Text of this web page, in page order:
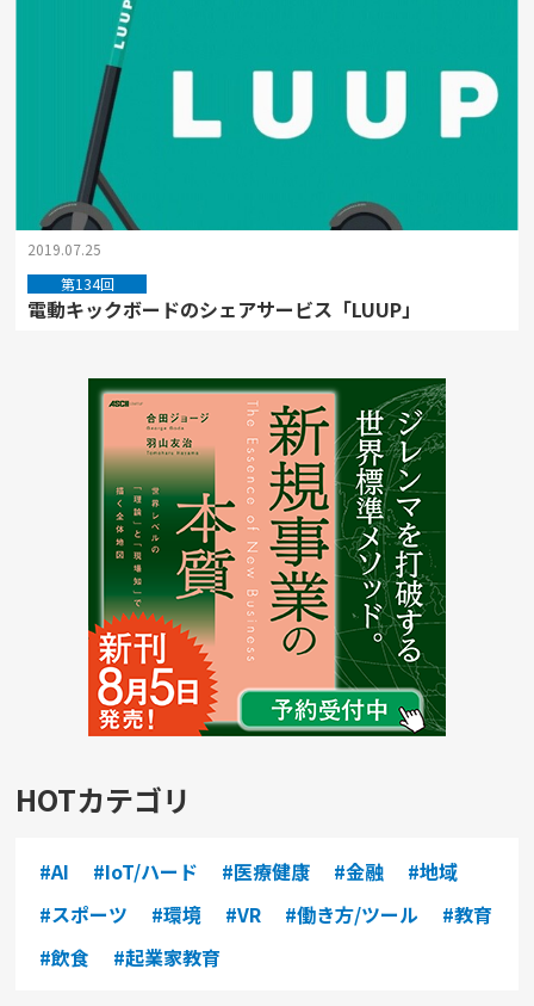
2019.07.25
第134回
電動キックボードのシェアサービス「LUUP」
HOTカテゴリ
#AI #IoT/ハード #医療健康 #金融
#地域
#スポーツ
#環境 #VR #働き方/ツール
#教育
#飲食
#起業家教育